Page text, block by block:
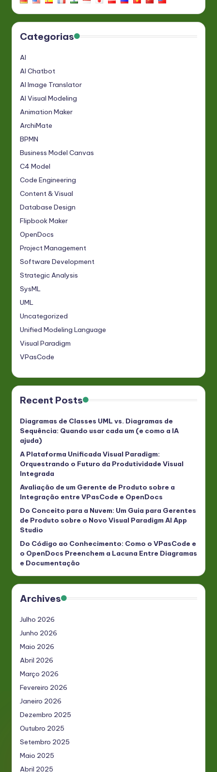
Categorias
AI
AI Chatbot
AI Image Translator
AI Visual Modeling
Animation Maker
ArchiMate
BPMN
Business Model Canvas
C4 Model
Code Engineering
Content & Visual
Database Design
Flipbook Maker
OpenDocs
Project Management
Software Development
Strategic Analysis
SysML
UML
Uncategorized
Unified Modeling Language
Visual Paradigm
VPasCode
Recent Posts
Diagramas de Classes UML vs. Diagramas de
Sequência: Quando usar cada um (e como a IA
ajuda)
A Plataforma Unificada Visual Paradigm:
Orquestrando o Futuro da Produtividade Visual
Integrada
Avaliação de um Gerente de Produto sobre a
Integração entre VPasCode e OpenDocs
Do Conceito para a Nuvem: Um Guia para Gerentes
de Produto sobre o Novo Visual Paradigm AI App
Studio
Do Código ao Conhecimento: Como o VPasCode e
o OpenDocs Preenchem a Lacuna Entre Diagramas
e Documentação
Archives
Julho 2026
Junho 2026
Maio 2026
Abril 2026
Março 2026
Fevereiro 2026
Janeiro 2026
Dezembro 2025
Outubro 2025
Setembro 2025
Maio 2025
Abril 2025